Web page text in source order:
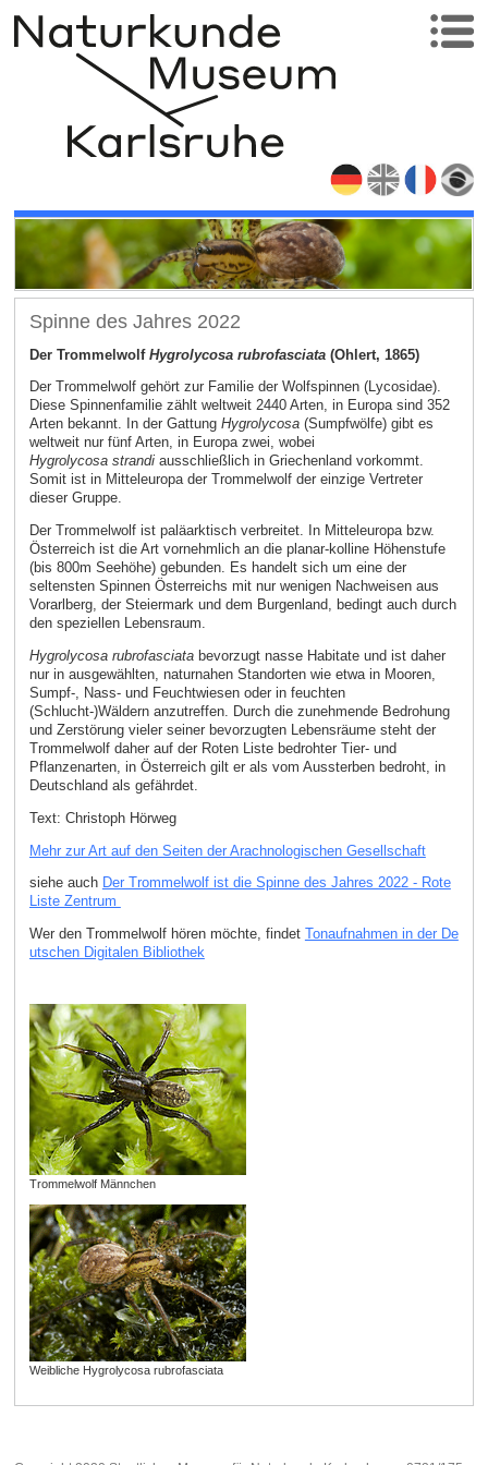
Spinne des Jahres 2022
Der Trommelwolf Hygrolycosa rubrofasciata (Ohlert, 1865)
Der Trommelwolf gehört zur Familie der Wolfspinnen (Lycosidae).
Diese Spinnenfamilie zählt weltweit 2440 Arten, in Europa sind 352
Arten bekannt. In der Gattung Hygrolycosa (Sumpfwölfe) gibt es
weltweit nur fünf Arten, in Europa zwei, wobei
Hygrolycosa strandi ausschließlich in Griechenland vorkommt.
Somit ist in Mitteleuropa der Trommelwolf der einzige Vertreter
dieser Gruppe.
Der Trommelwolf ist paläarktisch verbreitet. In Mitteleuropa bzw.
Österreich ist die Art vornehmlich an die planar-kolline Höhenstufe
(bis 800m Seehöhe) gebunden. Es handelt sich um eine der
seltensten Spinnen Österreichs mit nur wenigen Nachweisen aus
Vorarlberg, der Steiermark und dem Burgenland, bedingt auch durch
den speziellen Lebensraum.
Hygrolycosa rubrofasciatabevorzugt nasse Habitate und ist daher
nur in ausgewählten, naturnahen Standorten wie etwa in Mooren,
Sumpf-, Nass- und Feuchtwiesen oder in feuchten
(Schlucht-)Wäldern anzutreffen. Durch die zunehmende Bedrohung
und Zerstörung vieler seiner bevorzugten Lebensräume steht der
Trommelwolf daher auf der Roten Liste bedrohter Tier- und
Pflanzenarten, in Österreich gilt er als vom Aussterben bedroht, in
Deutschland als gefährdet.
Text: Christoph Hörweg
Mehr zur Art auf den Seiten der Arachnologischen Gesellschaft
siehe auch Der Trommelwolf ist die Spinne des Jahres 2022 - Rote
Liste Zentrum
Wer den Trommelwolf hören möchte, findet Tonaufnahmen in der De
utschen Digitalen Bibliothek
Trommelwolf Männchen
Weibliche Hygrolycosa rubrofasciata